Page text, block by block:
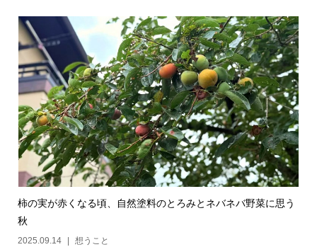
柿の実が赤くなる頃、自然塗料のとろみとネバネバ野菜に思う
秋
2025.09.14 想うこと